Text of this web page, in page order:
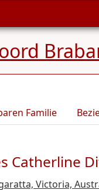
Familie
Catherline
Victoria,